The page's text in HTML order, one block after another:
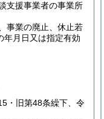
支援事業者の事業所
事業の廃止、休止若
年月日又は指定有効
・旧第48条繰下、令